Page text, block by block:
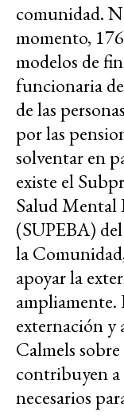
comunidad.
momento,
modelos de
funcionaria
de las
por las
solventar en
existe el
Salud Mental
(SUPEBA)
la
apoyar la
ampliamente.
externación y
Calmels
contribuyen a
necesarios